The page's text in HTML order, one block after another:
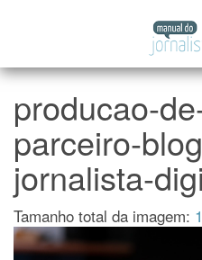
o
producao-
parceiro-
jornalista-
Tamanho total da imagem: